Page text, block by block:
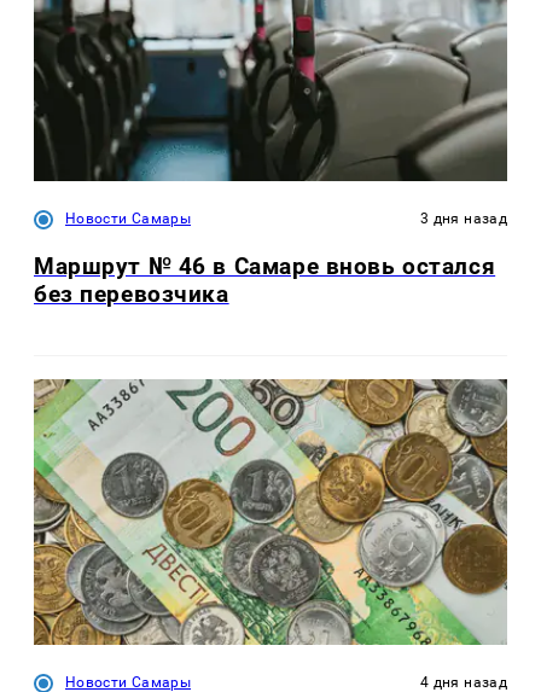
Новости Самары 3 дня назад
Маршрут № 46 в Самаре вновь остался
без перевозчика
Новости Самары 4 дня назад